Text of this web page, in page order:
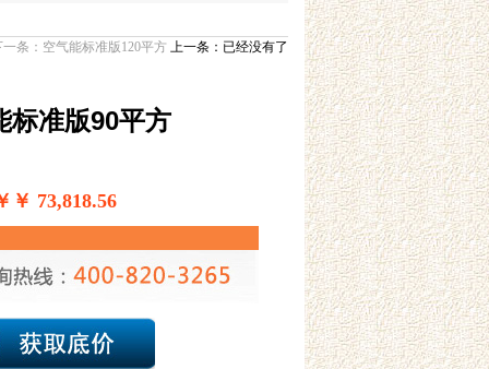
条： 空气能标准版120平方 上一条：已经没有了
标准版90平方
￥ 73,818.56